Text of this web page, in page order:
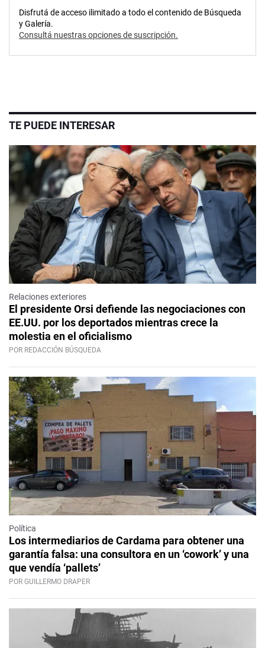
Disfrutá de acceso ilimitado a todo el contenido de Búsqueda
y Galería.
Consultá nuestras opciones de suscripción.
TE PUEDE INTERESAR
Relaciones exteriores
El presidente Orsi defiende las negociaciones con
EE.UU. por los deportados mientras crece la
molestia en el oficialismo
POR REDACCIÓN BÚSQUEDA
Política
Los intermediarios de Cardama para obtener una
garantía falsa: una consultora en un ‘cowork’ y una
que vendía ‘pallets’
POR GUILLERMO DRAPER